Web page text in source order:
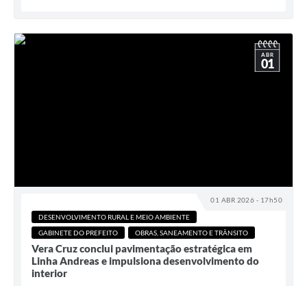
01 ABR 2026 - 17h50
ABR
01
DESENVOLVIMENTO RURAL E MEIO AMBIENTE
GABINETE DO PREFEITO
OBRAS, SANEAMENTO E TRÂNSITO
Vera Cruz conclui pavimentação estratégica em
Linha Andreas e impulsiona desenvolvimento do
interior